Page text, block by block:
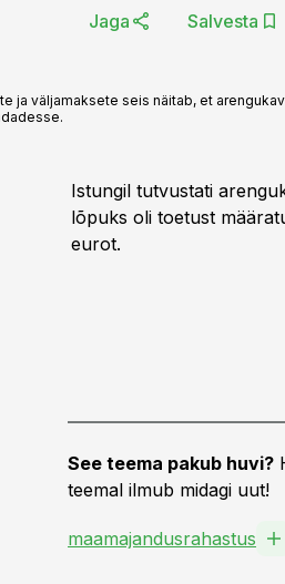
Jaga Salvesta
ja väljamaksete seis näitab, et
Istungil tutvustati
lõpuks oli toetust
eurot.
See teema pakub huvi?
teemal ilmub midagi uut!
maamajandusrahastus